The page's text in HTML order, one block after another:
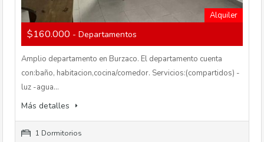
Alquiler
$160.000 - Departamentos
Amplio departamento en Burzaco. El departamento cuenta
con:baño, habitacion,cocina/comedor. Servicios:(compartidos) -
luz -agua…
Más detalles
1 Dormitorios